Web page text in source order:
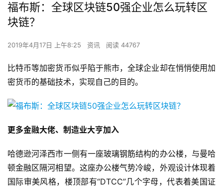
福布斯：全球区块链50强企业怎么玩转区
块链？
2019年4月17日 上午8:25 资讯 阅读 44767
比特币等加密货币似乎陷于熊市，全球企业却在悄悄使用加
密货币的基础技术，实现自己的目的。
更多金融大佬、制造业大亨加入
哈德逊河泽西市一侧有一座玻璃钢筋结构的办公楼，与曼哈
顿金融区隔河相望。这座办公楼气势冷峻，外观设计体现着
国际审美风格，楼顶部有“DTCC”几个字母，代表着美国证